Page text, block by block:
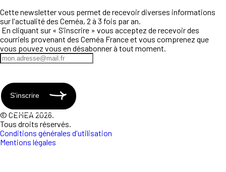
Cette newsletter vous permet de recevoir diverses informations
sur l'actualité des Ceméa, 2 à 3 fois par an.
En cliquant sur « S’inscrire » vous acceptez de recevoir des
courriels provenant des Ceméa France et vous comprenez que
vous pouvez vous en désabonner à tout moment.
S'inscrire
© CEMEA 2026.
Tous droits réservés.
Conditions générales d'utilisation
Mentions légales